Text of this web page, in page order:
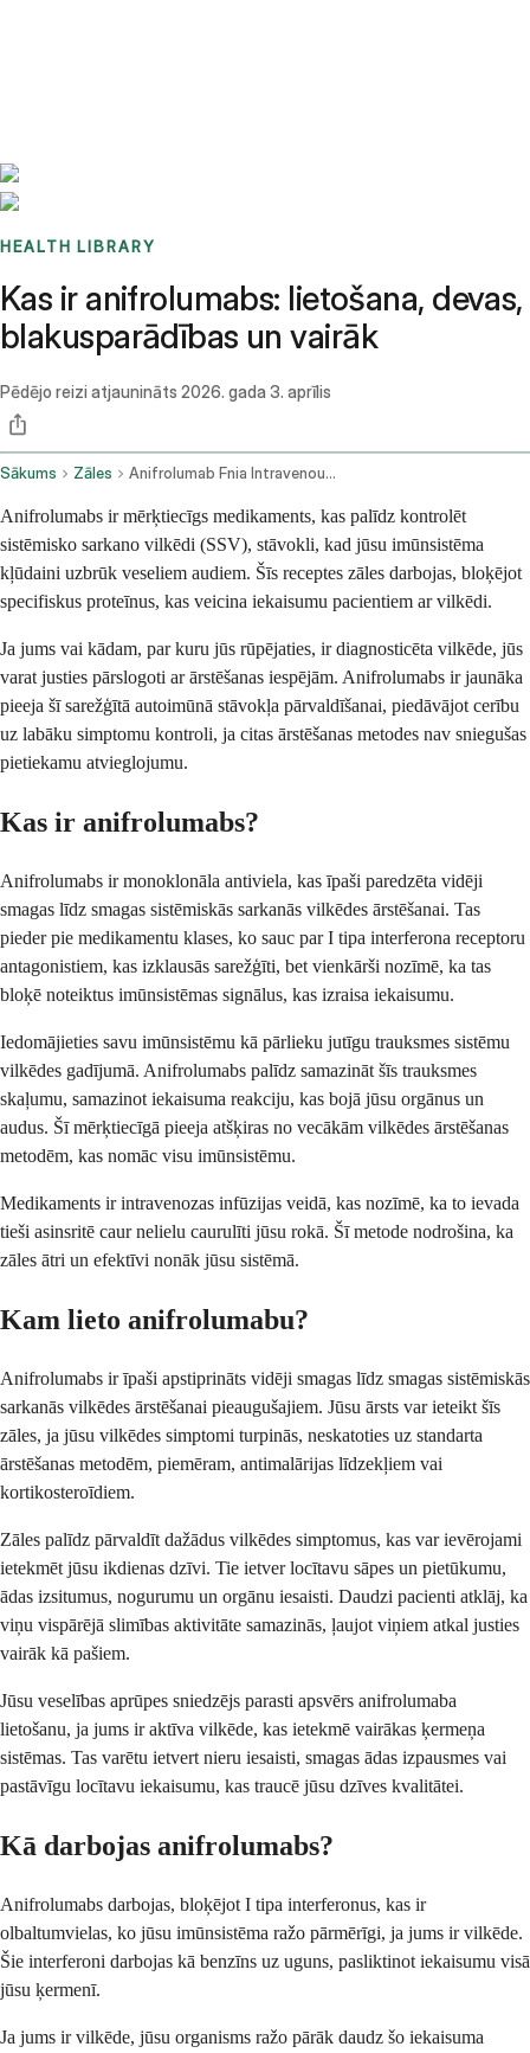
HEALTH LIBRARY
Kas ir anifrolumabs: lietošana, devas,
blakusparādības un vairāk
Pēdējo reizi atjaunināts 2026. gada 3. aprīlis
Sākums Zāles Anifrolumab Fnia Intravenous Route
Anifrolumabs ir mērķtiecīgs medikaments, kas palīdz kontrolēt
sistēmisko sarkano vilkēdi (SSV), stāvokli, kad jūsu imūnsistēma
kļūdaini uzbrūk veseliem audiem. Šīs receptes zāles darbojas, bloķējot
specifiskus proteīnus, kas veicina iekaisumu pacientiem ar vilkēdi.
Ja jums vai kādam, par kuru jūs rūpējaties, ir diagnosticēta vilkēde, jūs
varat justies pārslogoti ar ārstēšanas iespējām. Anifrolumabs ir jaunāka
pieeja šī sarežģītā autoimūnā stāvokļa pārvaldīšanai, piedāvājot cerību
uz labāku simptomu kontroli, ja citas ārstēšanas metodes nav sniegušas
pietiekamu atvieglojumu.
Kas ir anifrolumabs?
Anifrolumabs ir monoklonāla antiviela, kas īpaši paredzēta vidēji
smagas līdz smagas sistēmiskās sarkanās vilkēdes ārstēšanai. Tas
pieder pie medikamentu klases, ko sauc par I tipa interferona receptoru
antagonistiem, kas izklausās sarežģīti, bet vienkārši nozīmē, ka tas
bloķē noteiktus imūnsistēmas signālus, kas izraisa iekaisumu.
Iedomājieties savu imūnsistēmu kā pārlieku jutīgu trauksmes sistēmu
vilkēdes gadījumā. Anifrolumabs palīdz samazināt šīs trauksmes
skaļumu, samazinot iekaisuma reakciju, kas bojā jūsu orgānus un
audus. Šī mērķtiecīgā pieeja atšķiras no vecākām vilkēdes ārstēšanas
metodēm, kas nomāc visu imūnsistēmu.
Medikaments ir intravenozas infūzijas veidā, kas nozīmē, ka to ievada
tieši asinsritē caur nelielu caurulīti jūsu rokā. Šī metode nodrošina, ka
zāles ātri un efektīvi nonāk jūsu sistēmā.
Kam lieto anifrolumabu?
Anifrolumabs ir īpaši apstiprināts vidēji smagas līdz smagas sistēmiskās
sarkanās vilkēdes ārstēšanai pieaugušajiem. Jūsu ārsts var ieteikt šīs
zāles, ja jūsu vilkēdes simptomi turpinās, neskatoties uz standarta
ārstēšanas metodēm, piemēram, antimalārijas līdzekļiem vai
kortikosteroīdiem.
Zāles palīdz pārvaldīt dažādus vilkēdes simptomus, kas var ievērojami
ietekmēt jūsu ikdienas dzīvi. Tie ietver locītavu sāpes un pietūkumu,
ādas izsitumus, nogurumu un orgānu iesaisti. Daudzi pacienti atklāj, ka
viņu vispārējā slimības aktivitāte samazinās, ļaujot viņiem atkal justies
vairāk kā pašiem.
Jūsu veselības aprūpes sniedzējs parasti apsvērs anifrolumaba
lietošanu, ja jums ir aktīva vilkēde, kas ietekmē vairākas ķermeņa
sistēmas. Tas varētu ietvert nieru iesaisti, smagas ādas izpausmes vai
pastāvīgu locītavu iekaisumu, kas traucē jūsu dzīves kvalitātei.
Kā darbojas anifrolumabs?
Anifrolumabs darbojas, bloķējot I tipa interferonus, kas ir
olbaltumvielas, ko jūsu imūnsistēma ražo pārmērīgi, ja jums ir vilkēde.
Šie interferoni darbojas kā benzīns uz uguns, pasliktinot iekaisumu visā
jūsu ķermenī.
Ja jums ir vilkēde, jūsu organisms ražo pārāk daudz šo iekaisuma